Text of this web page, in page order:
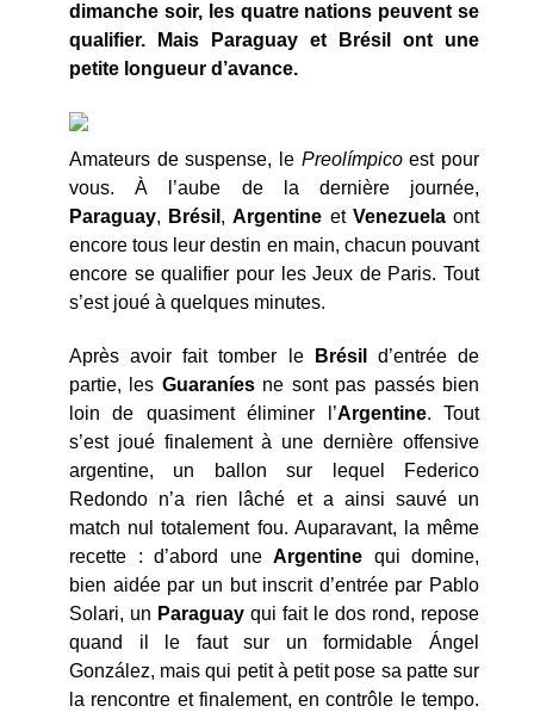
dimanche soir, les quatre nations peuvent se
qualifier. Mais Paraguay et Brésil ont une
petite longueur d’avance.
Amateurs de suspense, le Preolímpicoest pour
vous. À l’aube de la dernière journée,
Paraguay, Brésil ,Argentine et Venezuelaont
encore tous leur destin en main, chacun pouvant
encore se qualifier pour les Jeux de Paris. Tout
s’est joué à quelques minutes.
Après avoir fait tomber le Brésil
d’entrée de
partie, les Guaraníesne sont pas passés bien
loin de quasiment éliminer l’Argentine. Tout
s’est joué finalement à une dernière offensive
argentine, un ballon sur lequel Federico
Redondo n’a rien lâché et a ainsi sauvé un
match nul totalement fou. Auparavant, la même
recette : d’abord une Argentine qui domine,
bien aidée par un but inscrit d’entrée par Pablo
Solari, un Paraguay qui fait le dos rond, repose
quand il le faut sur un formidable Ángel
González, mais qui petit à petit pose sa patte sur
la rencontre et finalement, en contrôle le tempo.